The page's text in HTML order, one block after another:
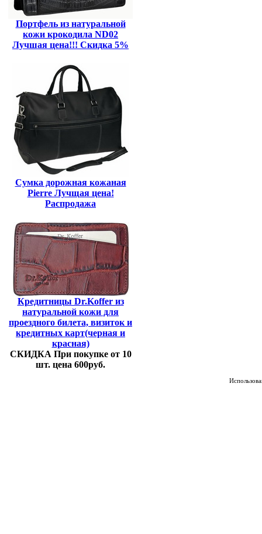
Портфель из натуральной
кожи крокодила ND02
Лучшая цена!!! Скидка 5%
Сумка дорожная кожаная
Pierre Лучщая цена!
Распродажа
Кредитницы Dr.Koffer из
натуральной кожи для
проездного билета, визиток и
кредитных карт(черная и
красная)
СКИДКА При покупке от 10
шт. цена 600руб.